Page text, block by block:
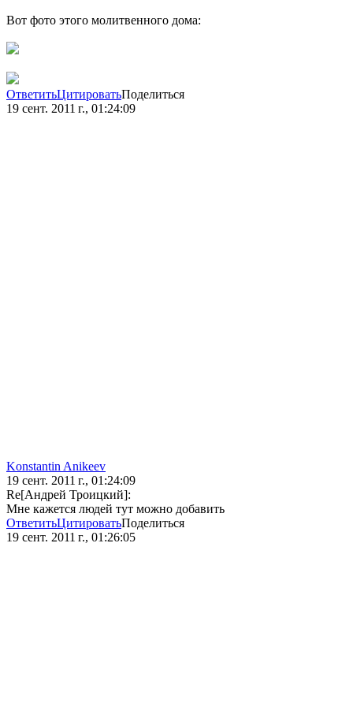
Вот фото этого молитвенного дома:
ОтветитьЦитироватьПоделиться
19 сент. 2011 г., 01:24:09
Konstantin Anikeev
19 сент. 2011 г., 01:24:09
Re[Андрей Троицкий]:
Мне кажется людей тут можно добавить
ОтветитьЦитироватьПоделиться
19 сент. 2011 г., 01:26:05